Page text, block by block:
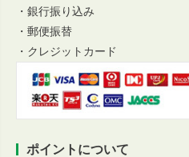
・銀行振り込み
・郵便振替
・クレジットカード
ポイントについて